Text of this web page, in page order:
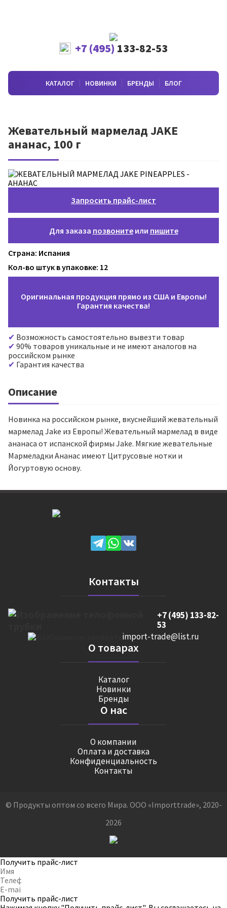
+7 (495) 133-82-53
КАТАЛОГ НОВИНКИ БРЕНДЫ БЛОГ
Жевательный мармелад JAKE
ананас, 100 г
Запросить прайс-лист
Для заказа позвонитеили пишите
Страна: Испания
Кол-во штук в упаковке: 12
Оригинальная продукция прямо из США и Европы!
Гарантия качества!
Возможность самостоятельно вывезти товар
90% товаров уникальные и не имеют аналогов на
российском рынке
Гарантия качества
Описание
Новинка на российском рынке, вкуснейший жевательный
мармелад Jake из Европы! Жевательный мармелад в виде
ананаса от испанской фирмы Jake. Мягкие жевательные
Мармеладки Ананас имеют Цитрусовые нотки и
Йогуртовую основу.
Контакты
+7 (495) 133-82-
53
import-trade@list.ru
О товарах
Каталог
Новинки
Бренды
О нас
О компании
Оплата и доставка
Конфиденциальность
Контакты
© Продукты оптом со всего Мира. ООО «Importtrade», 2020-
2026
Получить прайс-лист
Получить прайс-лист